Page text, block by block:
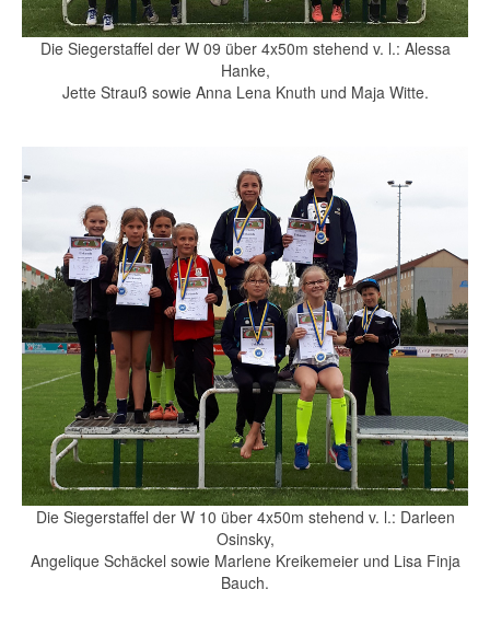
Die Siegerstaffel der W 09 über 4x50m stehend v. l.: Alessa
Hanke,
Jette Strauß sowie Anna Lena Knuth und Maja Witte.
Die Siegerstaffel der W 10 über 4x50m stehend v. l.: Darleen
Osinsky,
Angelique Schäckel sowie Marlene Kreikemeier und Lisa Finja
Bauch.